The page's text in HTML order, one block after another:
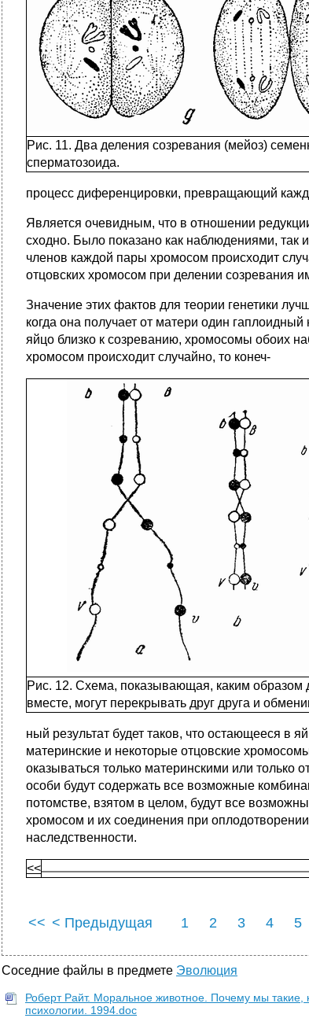
Рис. 11. Два деления созревания (мейоз)
сперматозоида.
процесс диференцировки, превращающий
Является очевидным, что в отношении
сходно. Было показано как наблюдениями, так
членов каждой пары хромосом происходит
отцовских хромосом при делении созревания
Значение этих фактов для теории генетики
когда она получает от матери один
яйцо близко к созреванию, хромосомы обоих
хромосом происходит случайно, то конеч-
Рис. 12. Схема, показывающая, каким образом
вместе, могут перекрывать друг друга и
ный результат будет таков, что остающееся в
материнские и некоторые отцовские
оказываться только материнскими или только
особи будут содержать все возможные
потомстве, взятом в целом, будут все
хромосом и их соединения при
наследственности.
<<
<< < Предыдущая 1 2 3 4 5
Соседние файлы в предмете Эволюция
Роберт Райт. Моральное животное. Почему мы
психологии. 1994.doc